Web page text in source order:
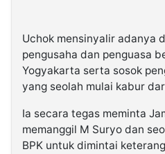
Uchok mensinyalir adanya
pengusaha dan penguasa
Yogyakarta serta sosok
yang seolah mulai kabur
Ia secara tegas meminta
memanggil M Suryo dan
BPK untuk dimintai